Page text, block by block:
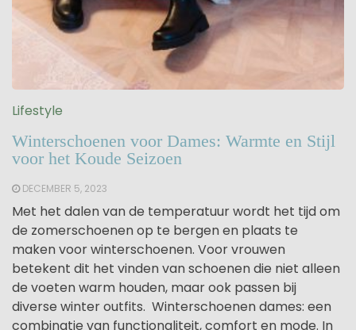
Lifestyle
Winterschoenen voor Dames: Warmte en Stijl
voor het Koude Seizoen
DECEMBER 5, 2023
Met het dalen van de temperatuur wordt het tijd om
de zomerschoenen op te bergen en plaats te
maken voor winterschoenen. Voor vrouwen
betekent dit het vinden van schoenen die niet alleen
de voeten warm houden, maar ook passen bij
diverse winter outfits. Winterschoenen dames: een
combinatie van functionaliteit, comfort en mode. In